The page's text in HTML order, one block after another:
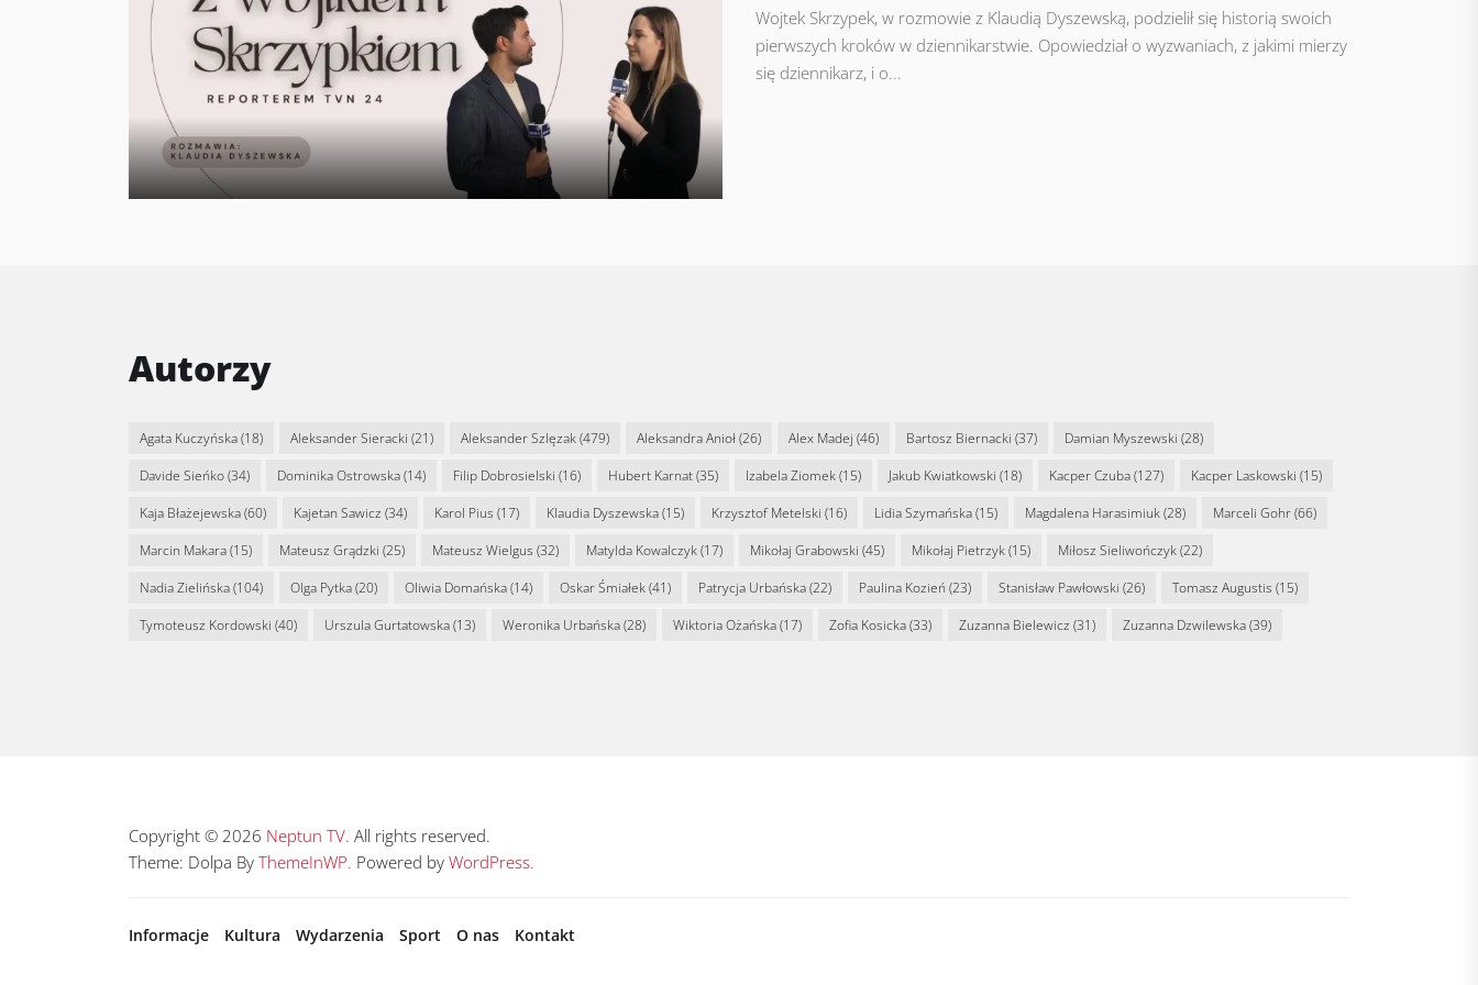
Wojtek Skrzypek, w rozmowie z Klaudią Dyszewską, podzielił się historią swoich
pierwszych kroków w dziennikarstwie. Opowiedział o wyzwaniach, z jakimi mierzy
się dziennikarz, i o...
Autorzy
Agata Kuczyńska(18) Aleksander Sieracki (21) Aleksander Szlęzak(479) Aleksandra Anioł(26) Alex Madej (46) Bartosz Biernacki (37) Damian Myszewski (28)
Davide Sieńko(34) Dominika Ostrowska(14) Filip Dobrosielski (16) Hubert Karnat(35) Izabela Ziomek(15) Jakub Kwiatkowski (18) Kacper Czuba(127) Kacper Laskowski (15)
Kaja Błażejewska(60) Kajetan Sawicz (34) Karol Pius (17) Klaudia Dyszewska(15) Krzysztof Metelski (16) Lidia Szymańska(15) Magdalena Harasimiuk(28) Marceli Gohr(66)
Marcin Makara(15) Mateusz Grądzki (25) Mateusz Wielgus (32) Matylda Kowalczyk(17) Mikołaj Grabowski (45) Mikołaj Pietrzyk(15) Miłosz Sieliwończyk(22)
Nadia Zielińska(104) Olga Pytka(20) Oliwia Domańska(14) Oskar Śmiałek(41) Patrycja Urbańska(22) Paulina Kozień (23) Stanisław Pawłowski (26) Tomasz Augustis (15)
Tymoteusz Kordowski (40) Urszula Gurtatowska(13) Weronika Urbańska(28) Wiktoria Ożańska(17) Zofia Kosicka(33) Zuzanna Bielewicz (31) Zuzanna Dzwilewska(39)
Copyright © 2026 Neptun TV. All rights reserved.
Theme: Dolpa By ThemeInWP. Powered by WordPress.
Informacje Kultura Wydarzenia Sport O nas Kontakt